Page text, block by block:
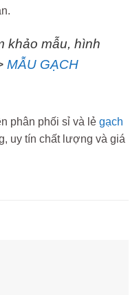
khảo mẫu, hình
MẪU GẠCH
phân phối sỉ và lẻ gạch
uy tín chất lượng và giá